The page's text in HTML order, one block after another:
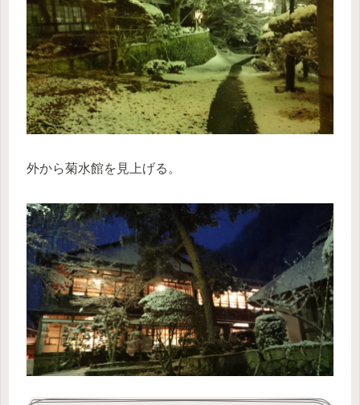
外から菊水館を見上げる。